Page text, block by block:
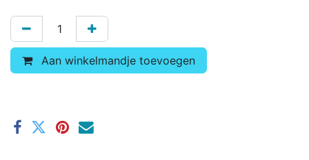
Aan winkelmandje toevoegen